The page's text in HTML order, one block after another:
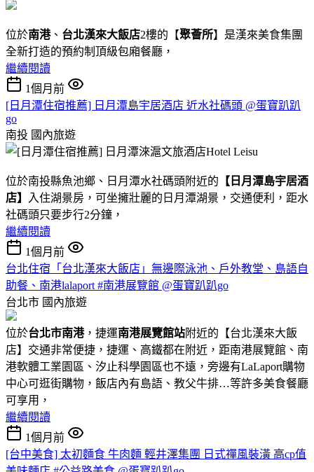
位於南港、 台北漢來大飯店2樓的【聚薈所】是漢來美食集團
全新打造的預約制頂級包廂餐廳，
繼續閱讀
1個月前
[日月潭住宿推薦] 日月潭島宇居酒店 近水社碼頭 @蛋寶趴趴
go
南投 國內旅遊
位於南投縣魚池鄉、日月潭水社碼頭附近的 【日月潭島宇居酒
店】
入住湖景房，可坐擁壯麗的日月潭湖景，交通便利，距水
社碼頭只要步行2分鐘，
繼續閱讀
1個月前
台北住宿「台北漢來大飯店」無邊際泳池、戶外教堂、島語自
助餐、南港lalaport #南港展覽館 @蛋寶趴趴go
台北市 國內旅遊
位於台北市南港，捷運南港展覽館站附近的【台北漢來大飯
店】交通非常便捷，捷運、高鐵都在附近，距南港展覽館、南
港軟體工業園區、汐止科學園區也不遠，旁邊有LaLaport購物
中心可逛街購物，飯店內有島語、教父牛排…等許多美食餐廳
可享用，
繼續閱讀
1個月前
[台中美食] 太初麵食 牛肉麵 輕井澤集團 日式禪風裝潢 高cp值